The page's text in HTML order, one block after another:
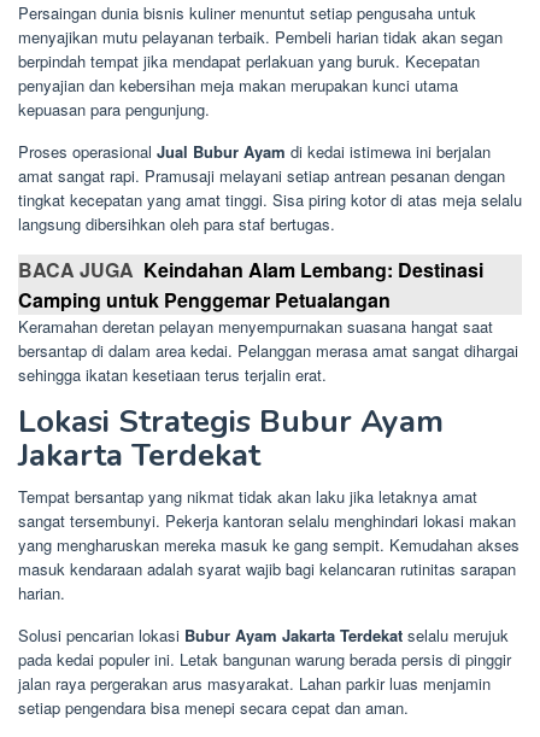
Persaingan dunia bisnis kuliner menuntut setiap pengusaha untuk
menyajikan mutu pelayanan terbaik. Pembeli harian tidak akan segan
berpindah tempat jika mendapat perlakuan yang buruk. Kecepatan
penyajian dan kebersihan meja makan merupakan kunci utama
kepuasan para pengunjung.
Proses operasional Jual Bubur Ayam di kedai istimewa ini berjalan
amat sangat rapi. Pramusaji melayani setiap antrean pesanan dengan
tingkat kecepatan yang amat tinggi. Sisa piring kotor di atas meja selalu
langsung dibersihkan oleh para staf bertugas.
BACA JUGA Keindahan Alam Lembang: Destinasi
Camping untuk Penggemar Petualangan
Keramahan deretan pelayan menyempurnakan suasana hangat saat
bersantap di dalam area kedai. Pelanggan merasa amat sangat dihargai
sehingga ikatan kesetiaan terus terjalin erat.
Lokasi Strategis Bubur Ayam
Jakarta Terdekat
Tempat bersantap yang nikmat tidak akan laku jika letaknya amat
sangat tersembunyi. Pekerja kantoran selalu menghindari lokasi makan
yang mengharuskan mereka masuk ke gang sempit. Kemudahan akses
masuk kendaraan adalah syarat wajib bagi kelancaran rutinitas sarapan
harian.
Solusi pencarian lokasi Bubur Ayam Jakarta Terdekat selalu merujuk
pada kedai populer ini. Letak bangunan warung berada persis di pinggir
jalan raya pergerakan arus masyarakat. Lahan parkir luas menjamin
setiap pengendara bisa menepi secara cepat dan aman.